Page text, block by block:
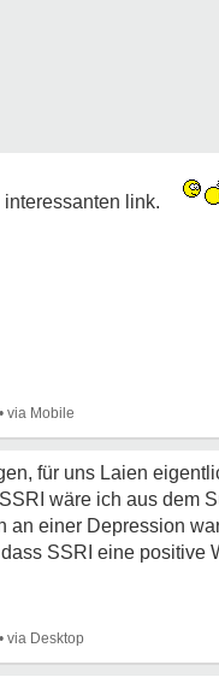
interessanten link.
•
für uns Laien
wäre ich aus dem
an einer Depression
SSRI eine positive
•